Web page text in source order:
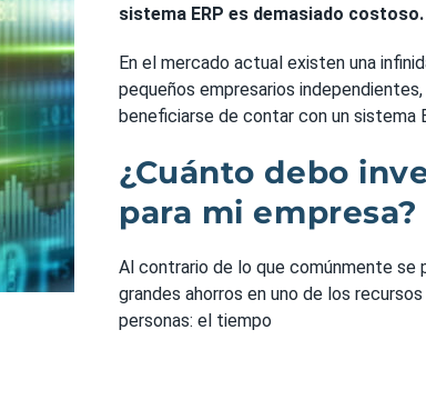
sistema ERP es demasiado costoso.
En el mercado actual existen una
pequeños empresarios
beneficiarse de contar con un sistema
¿Cuánto debo
para mi empresa?
Al contrario de lo que comúnmente se
grandes ahorros en uno de los
personas: el tiempo